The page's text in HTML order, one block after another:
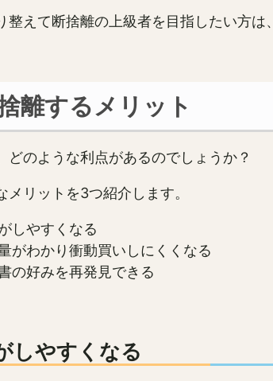
整えて断捨離の上級者を目指したい方は
離するメリット
どのような利点があるのでしょうか？
メリットを3つ紹介します。
しやすくなる
がわかり衝動買いしにくくなる
の好みを再発見できる
しやすくなる